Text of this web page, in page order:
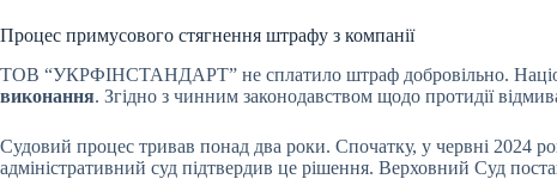
Процес примусового стягнення штрафу з компанії
ТОВ “УКРФІНСТАНДАРТ” не сплатило штраф добровільно.
виконання. Згідно з чинним законодавством щодо протидії
Судовий процес тривав понад два роки. Спочатку, у червні 2024
адміністративний суд підтвердив це рішення. Верховний Суд